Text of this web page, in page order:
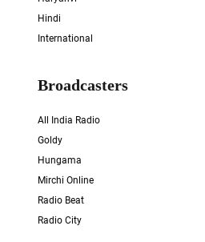
Hindi
International
Broadcasters
All India Radio
Goldy
Hungama
Mirchi Online
Radio Beat
Radio City